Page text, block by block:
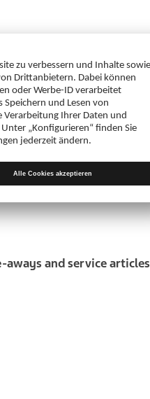
und Serviceartikel
Firmengelände
and service articles